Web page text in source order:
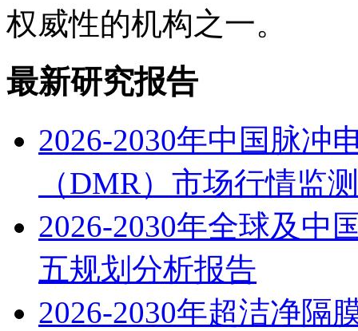
权威性的机构之一。
最新研究报告
2026-2030年中国脉冲
（DMR）市场行情监
2026-2030年全球及中
五规划分析报告
2026-2030年超洁净隔